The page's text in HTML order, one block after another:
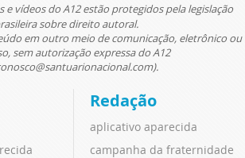
e vídeos do A12 estão protegidos pela legislação
sobre direito autoral.
em outro meio de comunicação, eletrônico ou
sem autorização expressa do A12
Redação
aplicativo aparecida
campanha da fraternidade